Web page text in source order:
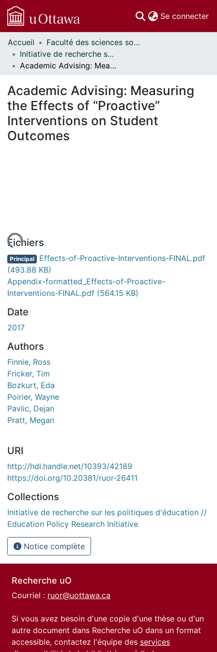
Se connecter
Communautés
et collections
Parcourir
À propos
Accueil
Faculté des sciences sociales // Faculty of Social Sciences
Initiative de recherche sur les politiques d'éducation // Education Policy Research Initiative
Academic Advising: Measuring the Effects of “Proactive” Interventions on Student Outcomes
Academic Advising: Measuring
the Effects of “Proactive”
Interventions on Student
Outcomes
Fichiers
Principal Effects-of-Proactive-Interventions-FINAL.pdf
(493.88 KB)
Appendix-formatted_Effects-of-Proactive-
Interventions-FINAL.pdf (564.15 KB)
Date
2017
Authors
Finnie, Ross
Fricker, Tim
Bozkurt, Eda
Poirier, Wayne
Pavlic, Dejan
Pratt, Megan
URI
http://hdl.handle.net/10393/42189
https://doi.org/10.20381/ruor-26411
Collections
Initiative de recherche sur les politiques d'éducation //
Education Policy Research Initiative
Notice complète
Recherche uO
Courriel : ruor@uottawa.ca
Si vous avez besoin d'une copie d'une thèse ou d'un
autre document dans Recherche uO dans un format
accessible, contactez l'équipe des services